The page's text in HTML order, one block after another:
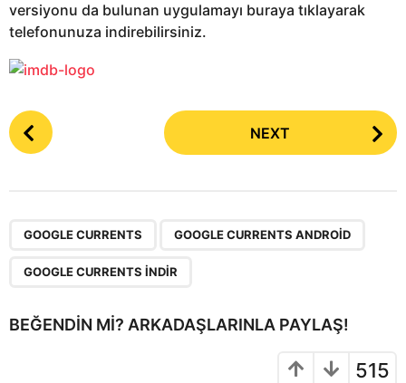
versiyonu da bulunan uygulamayı buraya tıklayarak
telefonunuza indirebilirsiniz.
P
o
a
NEXT
GOOGLE CURRENTS GOOGLE CURRENTS ANDROID
GOOGLE CURRENTS INDIR
BEĞENDIN MI? ARKADAŞLARINLA PAYLAŞ!
515